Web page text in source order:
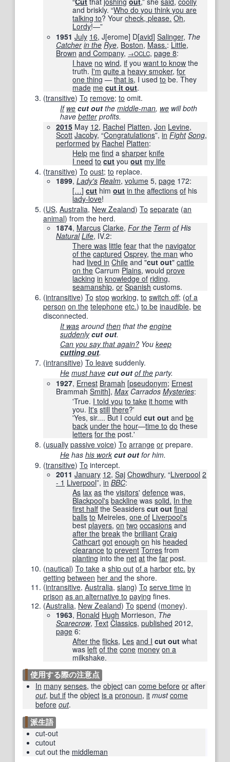
and briskly. “Who do you think you are
talking to? Yourcheck, please. Oh,
Lordy!—”
1951 July 16, J[erome] D[avid] Salinger, The
Catcher in the Rye, Boston, Mass.: Little,
Brown and Company, →OCLC, page 8:
I have no wind,if youwant to know the
truth. I'm quite a heavy smoker,for
one thing —that is, I usedto be. They
made me cut it out.
(transitive) To remove; to omit.
If we cut out the middle-man, we will both
have betterprofits.
2015 May 12, Rachel Platten, Jon Levine,
Scott Jacoby, “Congratulations”, in Fight Song‎,
performed by Rachel Platten:
Help me find asharper knife
I need to cut youout my life
(transitive) To oust; to replace.
1899, Lady's Realm, volume 5, page 172:
[…] cut himout in the affections of his
lady-love!
(US, Australia, New Zealand) To separate (an
animal) from the herd.
1874, Marcus Clarke, For the Term ofHis
Natural Life, IV.2:
There was little fear that the navigator
of the captured Osprey,the man who
had lived in Chile and "cut out"cattle
on the Carrum Plains, wouldprove
lacking in knowledge of riding,
seamanship,or Spanish customs.
(intransitive) To stop working, to switch off; (of a
person on the telephone etc.) to be inaudible, be
disconnected.
It was aroundthen that the engine
suddenly cut out.
Can you say that again? You keep
cutting out.
(intransitive) To leave suddenly.
He must have cut out of the party.
1927, Ernest Bramah [pseudonym; Ernest
Brammah Smith], MaxCarrados Mysteries:
'True. I told you to take it home with
you. It's still there?'
'Yes, sir.... But I couldcut out andbe
back under the hour—time to do these
letters for the post.'
(usually passive voice) To arrange or prepare.
He has his work cut out for him.
(transitive) To intercept.
2011 January 12, Saj Chowdhury, “Liverpool 2
- 1 Liverpool”, in BBC‎:
As lax as thevisitors'defence was,
Blackpool's backline wassolid. In the
first half the Seasiderscut out final
balls to Meireles,one of Liverpool's
bestplayers,on two occasions and
after the break thebrilliant Craig
Cathcart got enough on his headed
clearance to prevent Torres from
planting into the net at thefar post.
(nautical) To take a ship out of a harbor etc. by
getting between her and the shore.
(intransitive, Australia, slang) To serve time in
prison as an alternative to paying fines.
(Australia, New Zealand) To spend (money).
1963, Ronald Hugh Morrieson, The
Scarecrow, Text Classics, published 2012,
page 6:
After the flicks, Les and I cut out what
was left of the cone money on a
milkshake.
使用する際の注意点
In many senses, the object can come before or after
out, but if the object is a pronoun, it must come
before out.
派生語
cut-out
cutout
cut out the middleman